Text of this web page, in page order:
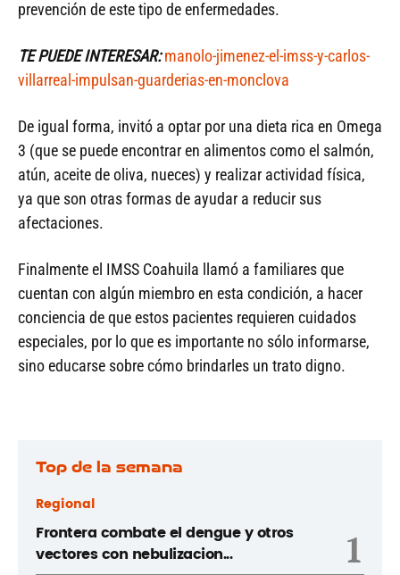
prevención de este tipo de enfermedades.
TE PUEDE INTERESAR:manolo-jimenez-el-imss-y-carlos-
villarreal-impulsan-guarderias-en-monclova
De igual forma, invitó a optar por una dieta rica en Omega
3 (que se puede encontrar en alimentos como el salmón,
atún, aceite de oliva, nueces) y realizar actividad física,
ya que son otras formas de ayudar a reducir sus
afectaciones.
Finalmente el IMSS Coahuila llamó a familiares que
cuentan con algún miembro en esta condición, a hacer
conciencia de que estos pacientes requieren cuidados
especiales, por lo que es importante no sólo informarse,
sino educarse sobre cómo brindarles un trato digno.
Top de la semana
Regional
Frontera combate el dengue y otros
vectores con nebulizacion...
1